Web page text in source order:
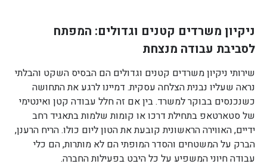
ניקיון משרדים קטנים וגדולים: המפתח
לסביבת עבודה מנצחת
שירותי ניקיון משרדים קטנים וגדולים הם הבסיס השקט והבלתי
נראה שעליו נבנית הצלחה עסקית. דמיינו לרגע את התחושה
כשנכנסים בבוקר למשרד. בין אם זה חלל עבודה קטן ואינטימי
של סטארטאפ בתחילת דרכו או קומות שלמות בתאגיד רחב
ידיים, האווירה הראשונית קובעת את הטון ליום כולו. הריח הרענן,
הברק על המשטחים והסדר המופתי הם לא מותרות, הם כלי
עבודה חיוני המשפיע על כל היבט בפעילות החברה.